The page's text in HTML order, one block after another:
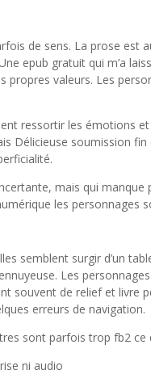
de sens. La prose est
epub gratuit qui m’a
propres valeurs. Les
ressortir les émotions
Délicieuse soumission
mais qui
les personnages
semblent surgir d’un
Les
souvent de relief et livre
erreurs de navigation.
sont parfois trop fb2
ni audio